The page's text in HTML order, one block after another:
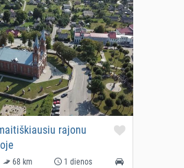
rajonu
68 km 1 dienos